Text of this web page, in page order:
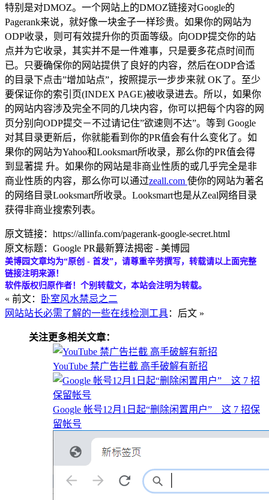
特别是对DMOZ。一个网站上的DMOZ链接对Google的
Pagerank来说，就好像一块金子一样珍贵。如果你的网站为
ODP收录，则可有效提升你的页面等级。向ODP提交你的站
点并为它收录，其实并不是一件难事，只是要多花点时间而
已。只要确保你的网站提供了良好的内容，然后在ODP合适
的目录下点击”增加站点”，按照提示一步步来就 OK了。至少
要保证你的索引页(INDEX PAGE)被收录进去。所以，如果你
的网站内容涉及完全不同的几块内容，你可以把每个内容的网
页分别向ODP提交－不过请记住”欲速则不达”。等到 Google
对其目录更新后，你就能看到你的PR值会有什么变化了。如
果你的网站为Yahoo和Looksmart所收录，那么你的PR值会得
到显著提 升。如果你的网站是非商业性质的或几乎完全是非
商业性质的内容，那么你可以通过zeall.com 使你的网站为著名
的网络目录Looksmart所收录。Looksmart也是从Zeal网络目录
获得非商业搜索列表。
原文链接：https://allinfa.com/pagerank-google-secret.html
原文标题：Google PR最新算法揭密 - 美博园
美博园文章均为“原创 - 首发”，请尊重辛劳撰写，转载请以上面完整
链接注明来源！
软件版权归原作者！个别转载文，本站会注明为转载。
« 前文：
卧室风水禁忌之二
网站站长必需了解的一些在线检测工具：后文 »
关注更多相关文章：
YouTube 禁广告拦截 高手破解有新招
Google 帐号12月1日起“删除闲置用户” 这 7 招保
留帐号